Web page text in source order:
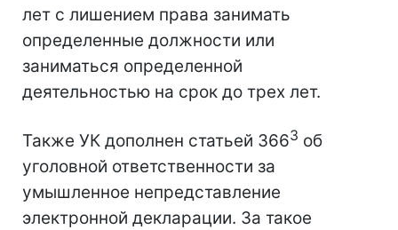
лет с лишением права занимать
определенные должности или
заниматься определенной
деятельностью на срок до трех лет.
Также УК дополнен статьей 3663 об
уголовной ответственности за
умышленное непредставление
электронной декларации. За такое